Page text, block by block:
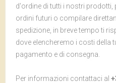
d'ordine di tutti i nostri
ordini futuri o compilare
spedizione, in breve tempo ti
dove elencheremo i costi della
pagamento e di consegna.
Per informazioni contattaci al